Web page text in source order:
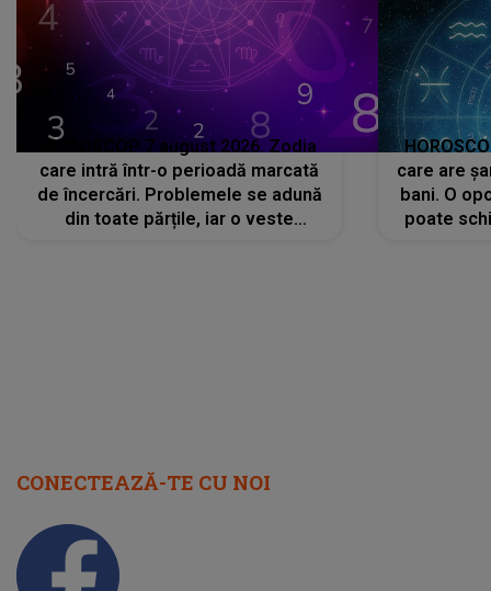
HOROSCOP 7 august 2026. Zodia
care intră într-o perioadă marcată
de încercări. Problemele se adună
din toate părțile, iar o veste
care are
bani. O
poate
CONECTEAZĂ-TE CU NOI